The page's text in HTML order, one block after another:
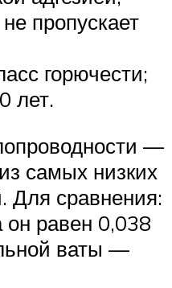
пропускает
горючести;
лет.
—
самых низких
Для сравнения:
он равен 0,038
ваты —